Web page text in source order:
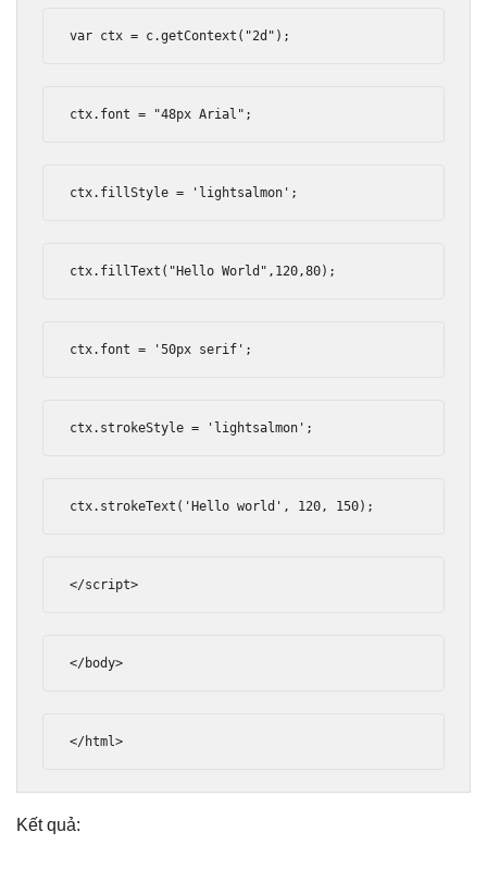
var ctx = c.getContext ( "2d" );
ctx. font = "48px Arial" ;
ctx. fillStyle = 'lightsalmon' ;
ctx. fillText ( "Hello World" , 120,80);
ctx. font = '50px serif' ;
ctx. strokeStyle = 'lightsalmon' ;
ctx. strokeText ( 'Hello world' , 120, 150);
</script>
</body>
</html>
Kết quả: